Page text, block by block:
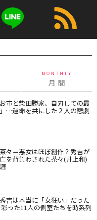
MONTHLY
月 間
市と柴田勝家、自刃しての最
…運命を共にした２人の悲劇
々＝悪女はほぼ創作？秀吉が
を背負わされた茶々(井上和)
吉は本当に「女狂い」だった
った11人の側室たちを時系列